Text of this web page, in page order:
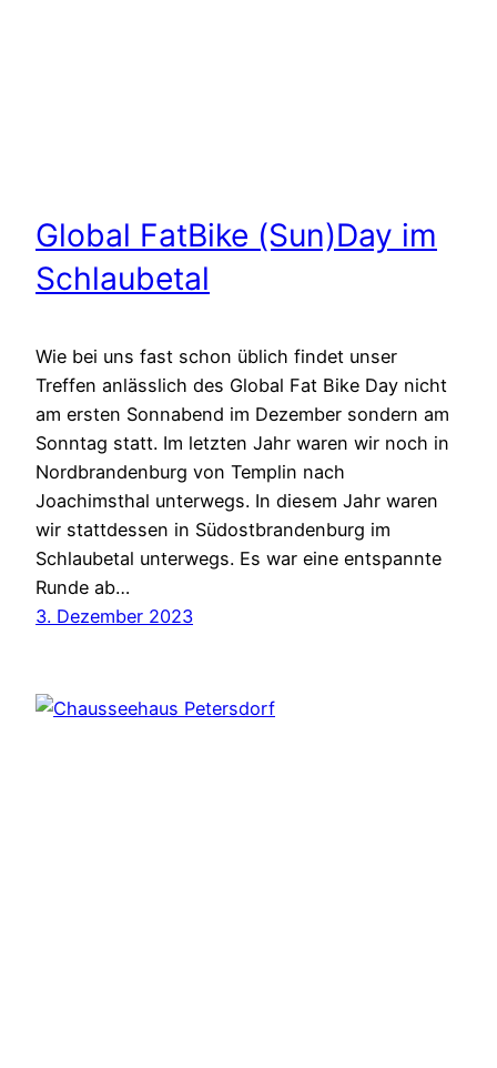
Global FatBike (Sun)Day im
Schlaubetal
Wie bei uns fast schon üblich findet unser
Treffen anlässlich des Global Fat Bike Day nicht
am ersten Sonnabend im Dezember sondern am
Sonntag statt. Im letzten Jahr waren wir noch in
Nordbrandenburg von Templin nach
Joachimsthal unterwegs. In diesem Jahr waren
wir stattdessen in Südostbrandenburg im
Schlaubetal unterwegs. Es war eine entspannte
Runde ab…
3. Dezember 2023